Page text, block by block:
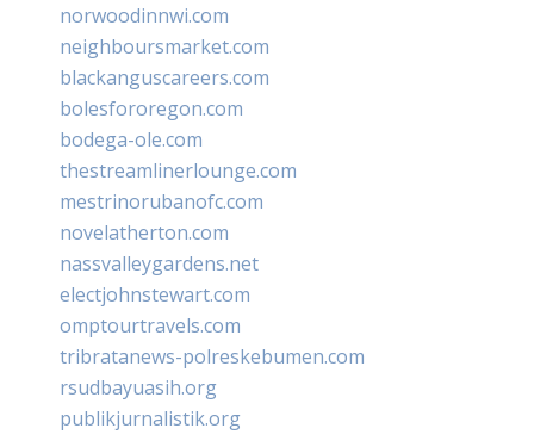
norwoodinnwi.com
neighboursmarket.com
blackanguscareers.com
bolesfororegon.com
bodega-ole.com
thestreamlinerlounge.com
mestrinorubanofc.com
novelatherton.com
nassvalleygardens.net
electjohnstewart.com
omptourtravels.com
tribratanews-polreskebumen.com
rsudbayuasih.org
publikjurnalistik.org